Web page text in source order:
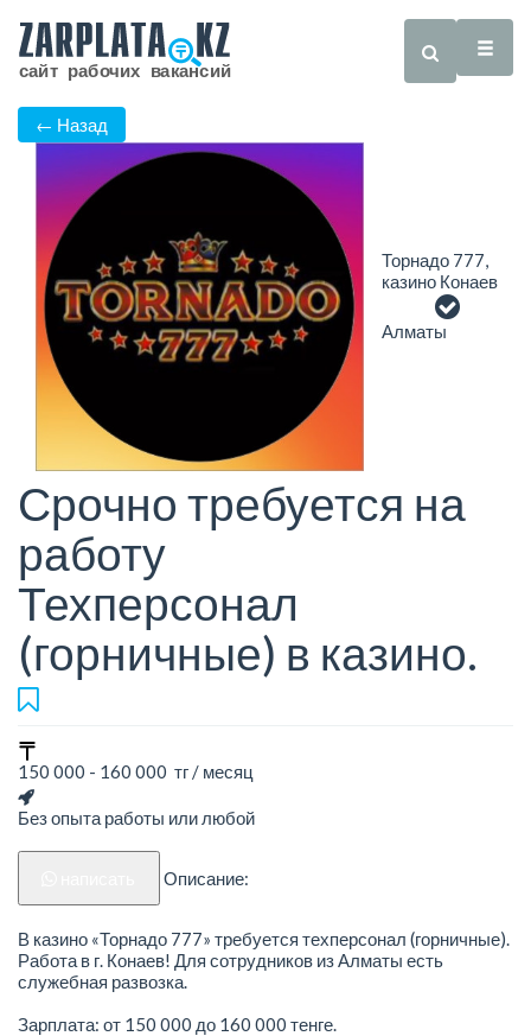
← Назад
Торнадо 777,
казино Конаев
Алматы
Срочно требуется на
работу
Техперсонал
(горничные) в казино.
150 000 - 160 000 тг / месяц
Без опыта работы или любой
Описание:
В казино «Торнадо 777» требуется техперсонал (горничные).
Работа в г. Конаев! Для сотрудников из Алматы есть
служебная развозка.
Зарплата: от 150 000 до 160 000 тенге.